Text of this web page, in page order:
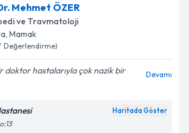
Şenköylüiçin randevu takvimi
Size bu uzmandan randevu almanız
hazırlandığında e-posta ile
işlenmesine ilişkin
Mehmet ÖZER
ve Travmatoloji
, Mamak
Değerlendirme)
doktor hastalarıyla çok nazik bir
Devamı
Haritada Göster